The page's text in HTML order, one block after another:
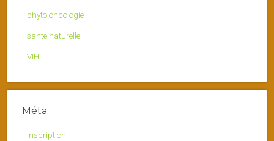
phyto oncologie
sante naturelle
VIH
Méta
Inscription